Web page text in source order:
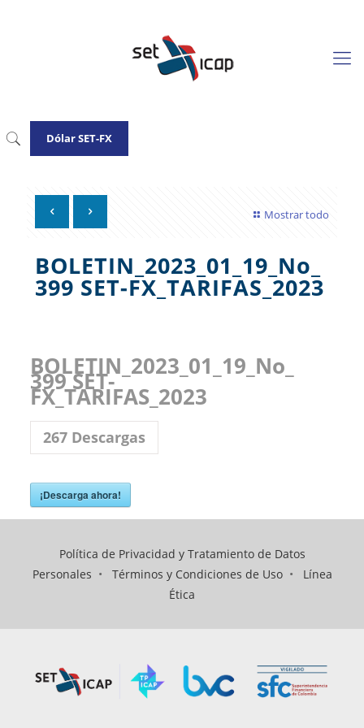
Dólar SET-FX
Mostrar todo
BOLETIN_2023_01_19_No_
399 SET-FX_TARIFAS_2023
BOLETIN_2023_01_19_No_
399 SET-
FX_TARIFAS_2023
267Descargas
¡Descarga ahora!
Política de Privacidad y Tratamiento de Datos
Personales • Términos y Condiciones de Uso• Línea
Ética